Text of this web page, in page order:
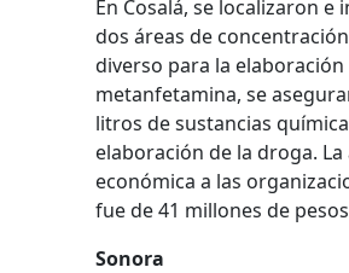
En Cosalá, se localizaron e
dos áreas de
diverso para la elaboración
metanfetamina, se
litros de sustancias
elaboración de la droga.
económica a las
fue de 41 millones de
Sonora